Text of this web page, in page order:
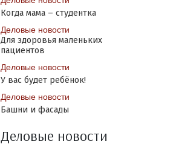
Когда мама – студентка
Деловые новости
Для здоровья маленьких
пациентов
Деловые новости
У вас будет ребёнок!
Деловые новости
Башни и фасады
Деловые новости